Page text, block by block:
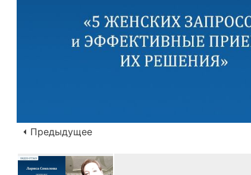
⏴ Предыдущее